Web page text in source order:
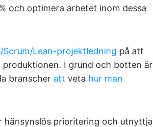
och optimera arbetet inom dessa
Scrum/Lean-projektledning på att
I grund och botten är
branscher att veta hur man
hänsynslös prioritering och utnyttja